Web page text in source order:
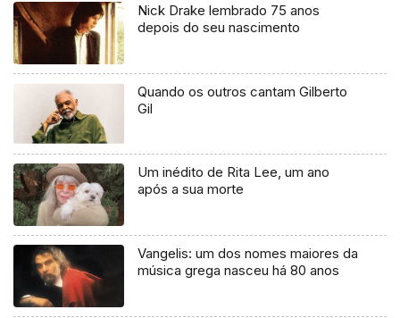
Nick Drake lembrado 75 anos
depois do seu nascimento
Quando os outros cantam Gilberto
Gil
Um inédito de Rita Lee, um ano
após a sua morte
Vangelis: um dos nomes maiores da
música grega nasceu há 80 anos